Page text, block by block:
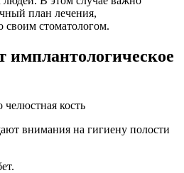
план лечения,
своим стоматологом.
имплантологическое
челюстная кость
внимания на гигиену полости